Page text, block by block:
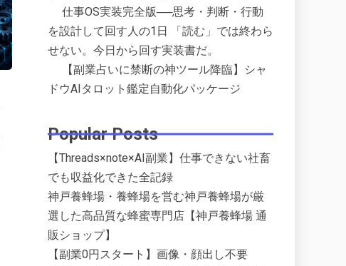
仕事OS実装完全版──思考・判断・行動
を設計して回す人の1日 「読む」では終わら
せない。今日から回す実装書だ。
【副業占いに禁断の神ツール降臨】シャ
ドウAIタロット鑑定自動化パッケージ
Popular Posts
【Threads×note×AI副業】仕事できない社畜
でも収益化できた全記録
神戸養蜂場・養蜂場を営む神戸養蜂場が厳
選した高品質な蜂蜜専門店【神戸養蜂場 通
販ショップ】
【副業0円スタート】画像・顔出し不要